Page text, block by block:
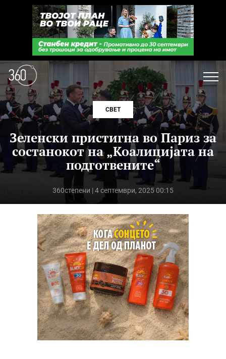
СВЕТ
Зеленски пристигна во Париз за
состанокот на „Коалицијата на
подготвените“
360степени | 4 септември, 2025 00:15